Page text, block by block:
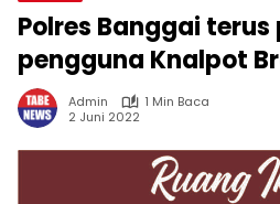
Polres Banggai
pengguna Knalpot
Admin
1 Min Baca
2 Juni 2022